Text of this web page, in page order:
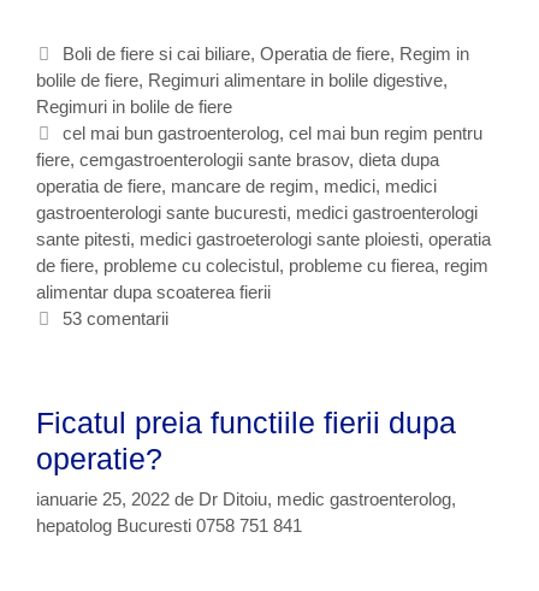
a
n
c
a
r
e
e
g
i
e
i
e
C
a
t
e
g
o
r
i
i
Boli de fiere si cai biliare, Operatia de fiere, Regim in
bolile de fiere, Regimuri alimentare in bolile digestive,
Regimuri in bolile de fiere
E
t
i
c
h
e
t
e
cel mai bun gastroenterolog, cel mai bun regim pentru
fiere, cemgastroenterologii sante brasov, dieta dupa
operatia de fiere, mancare de regim, medici, medici
gastroenterologi sante bucuresti, medici gastroenterologi
sante pitesti, medici gastroeterologi sante ploiesti, operatia
de fiere, probleme cu colecistul, probleme cu fierea, regim
alimentar dupa scoaterea fierii
53 comentarii
Ficatul preia functiile fierii dupa
operatie?
ianuarie 25, 2022 de Dr Ditoiu, medic gastroenterolog,
hepatolog Bucuresti 0758 751 841